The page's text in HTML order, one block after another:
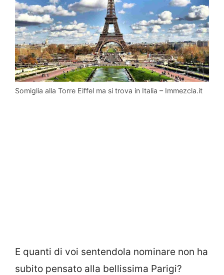
Somiglia alla Torre Eiffel ma si trova in Italia – Immezcla.it
E quanti di voi sentendola nominare non ha
subito pensato alla bellissima Parigi?